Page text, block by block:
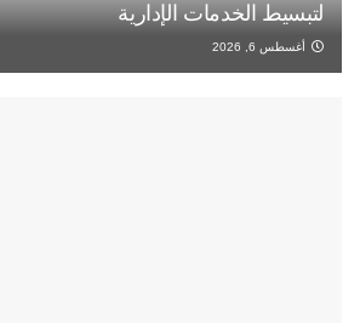
لتبسيط الخدمات الإدارية
أغسطس 6, 2026